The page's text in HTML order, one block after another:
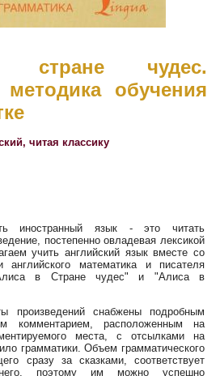
чудес.
методика обучения
читая классику
иностранный язык - это читать
постепенно овладевая лексикой
учить английский язык вместе со
английского математика и писателя
в Стране чудес" и "Алиса в
произведений снабжены подробным
комментарием, расположенным на
места, с отсылками на
грамматики. Объем грамматического
сразу за сказками, соответствует
поэтому им можно успешно